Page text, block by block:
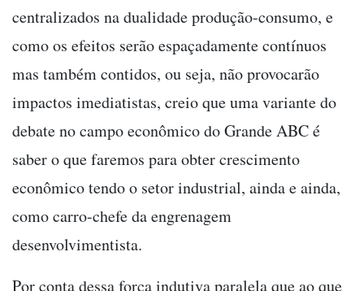
centralizados na dualidade produção-consumo, e
como os efeitos serão espaçadamente contínuos
mas também contidos, ou seja, não provocarão
impactos imediatistas, creio que uma variante do
debate no campo econômico do Grande ABC é
saber o que faremos para obter crescimento
econômico tendo o setor industrial, ainda e ainda,
como carro-chefe da engrenagem
desenvolvimentista.
Por conta dessa força indutiva paralela que ao que